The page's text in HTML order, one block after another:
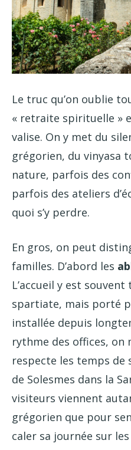
Le truc qu’on oublie
« retraite spirituelle »
valise. On y met du
grégorien, du vinyasa
nature, parfois des
parfois des ateliers
quoi s’y perdre.
En gros, on peut
familles. D’abord les
L’accueil y est
spartiate, mais porté
installée depuis
rythme des offices, on
respecte les temps de
de Solesmes dans la
visiteurs viennent
grégorien que pour
caler sa journée sur